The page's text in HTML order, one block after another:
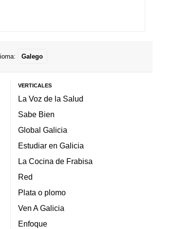
Galego
VERTICALES
La Voz de la Salud
Sabe Bien
Global Galicia
Estudiar en Galicia
La Cocina de Frabisa
Red
Plata o plomo
Ven A Galicia
Enfoque